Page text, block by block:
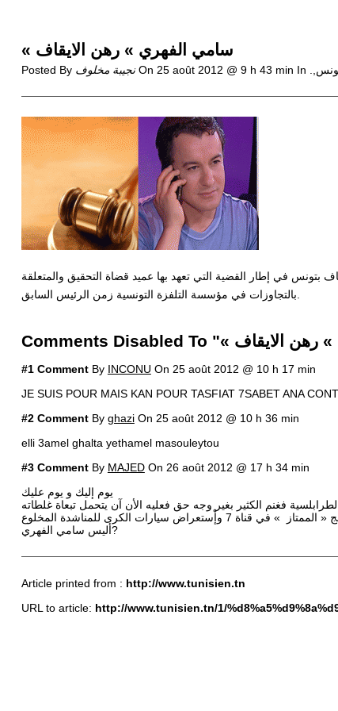
« سامي الفهري » رهن الايقاف
Posted By نجيبة مخلوفOn 25 août 2012 @ 9 h 43 min
الاتهام بمحكمة الاستئناف بتونس في إطار القضية التي تعهد بها عميد قضاة التحقيق والمتعلقة
#1 CommentBy INCONU On 25 août 2012 @ 10 h 17 min
JE SUIS POUR MAIS KAN POUR TASFIAT 7SABET ANA
#2 CommentBy ghaziOn 25 août 2012 @ 10 h 36 min
elli 3amel ghalta yethamel masouleytou
#3 CommentBy MAJEDOn 26 août 2012 @ 17 h 34 min
يوم إليك و يوم عليك
فغنم الكثير بغير وجه حق فعليه الأن آن يتحمل تبعاة غلطاته
أليس سامي الفهري?
Article printed from : http://www.tunisien.tn
URL to article: http://www.tunisien.tn/1/